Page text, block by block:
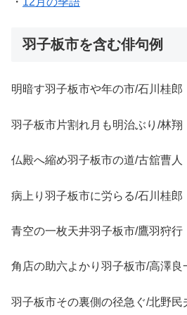
羽子板市を含む俳句例
明暗す羽子板市や年の市/石川桂郎
羽子板市片割れ月も明治ぶり/林翔
仏殿へ縮め羽子板市の道/古舘曹人
病上り羽子板市に労らる/石川桂郎
青空の一枚天井羽子板市/鷹羽狩行
角店の助六よかり羽子板市/高澤良
羽子板市その裏側の径急ぐ/北野民